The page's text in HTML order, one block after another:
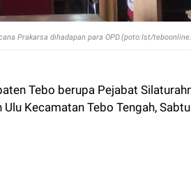
Prakarsa dihadapan para OPD.(poto:Ist/
Tebo berupa Pejabat
Kecamatan Tebo Tengah,